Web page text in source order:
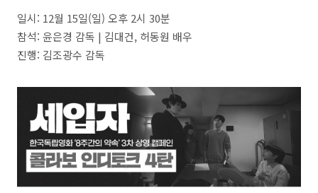
일시: 12월 15일(일) 오후 2시 30분
참석: 윤은경 감독 | 김대건, 허동원 배우
진행: 김조광수 감독